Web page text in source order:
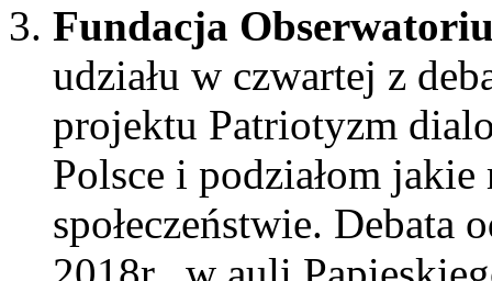
Fundacja
udziału w czwartej z
projektu Patriotyzm
Polsce i podziałom
społeczeństwie. Debata